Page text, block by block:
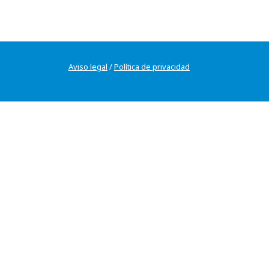
Aviso legal /Política de privacidad